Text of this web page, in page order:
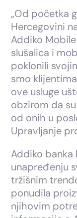
„Od početka
Hercegovini
Addiko
slušalica i
poklonili
smo
ove usluge
obzirom da
od onih u
Upravljanje
Addiko banka
unapređenju
tržišnim
ponudila
njihovim